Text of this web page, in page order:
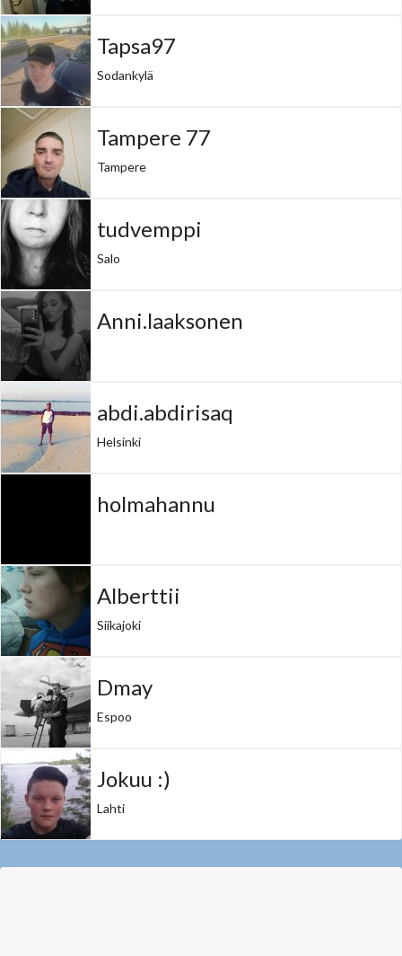
Tapsa97
Sodankylä
Tampere 77
Tampere
tudvemppi
Salo
Anni.laaksonen
abdi.abdirisaq
Helsinki
holmahannu
Alberttii
Siikajoki
Dmay
Espoo
Jokuu :)
Lahti